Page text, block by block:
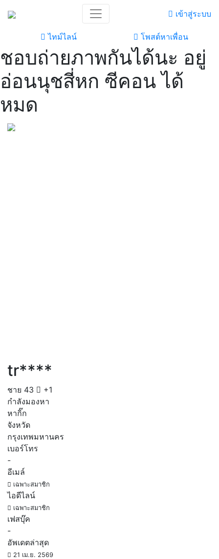
เข้าสู่ระบบ
ไทม์ไลน์ โพสต์หาเพื่อน
ชอบถ่ายภาพกันได้นะ อยู่
อ่อนนุชสี่หก ซีคอน ได้
หมด
tr****
ชาย 43
+1
กำลังมองหา
หากิ๊ก
จังหวัด
กรุงเทพมหานคร
เบอร์โทร
-
อีเมล์
เฉพาะสมาชิก
ไอดีไลน์
เฉพาะสมาชิก
เฟสบุ๊ค
-
อัพเดตล่าสุด
21 เม.ย. 2569